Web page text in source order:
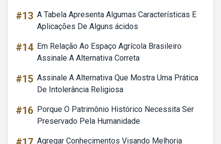
#13 A Tabela Apresenta Algumas Características E
Aplicações De Alguns ácidos
#14 Em Relação Ao Espaço Agrícola Brasileiro
Assinale A Alternativa Correta
#15 Assinale A Alternativa Que Mostra Uma Prática
De Intolerância Religiosa
#16 Porque O Patrimônio Histórico Necessita Ser
Preservado Pela Humanidade
Agregar Conhecimentos Visando Melhoria